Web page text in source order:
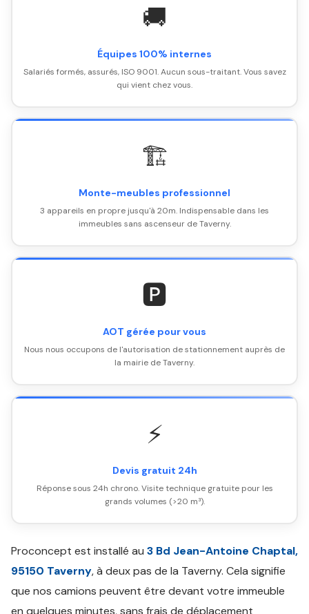
🚚
Équipes 100% internes
Salariés formés, assurés, ISO 9001. Aucun sous-traitant. Vous savez
qui vient chez vous.
🏗️
Monte-meubles professionnel
3 appareils en propre jusqu'à 20m. Indispensable dans les
immeubles sans ascenseur de Taverny.
🅿️
AOT gérée pour vous
Nous nous occupons de l'autorisation de stationnement auprès de
la mairie de Taverny.
⚡
Devis gratuit 24h
Réponse sous 24h chrono. Visite technique gratuite pour les
grands volumes (>20 m³).
Proconcept est installé au 3 Bd Jean-Antoine Chaptal,
95150 Taverny, à deux pas de la Taverny. Cela signifie
que nos camions peuvent être devant votre immeuble
en quelques minutes, sans frais de déplacement